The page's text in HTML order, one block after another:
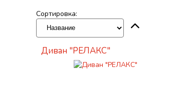
Сортировка:
Диван "РЕЛАКС"